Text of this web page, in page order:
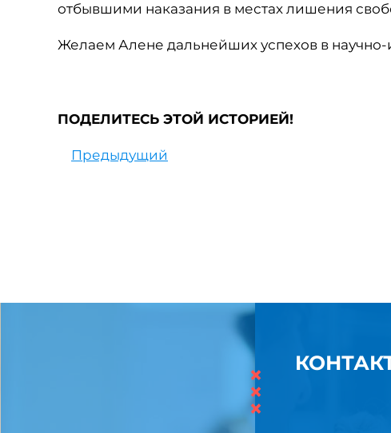
отбывшими наказания в местах лишения
Желаем Алене дальнейших успехов в научно-
ПОДЕЛИТЕСЬ ЭТОЙ ИСТОРИЕЙ!
Предыдущий
×
×
×